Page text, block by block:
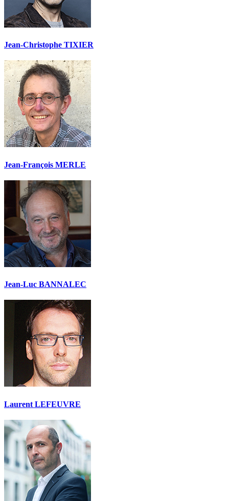
Jean-Christophe TIXIER
Jean-François MERLE
Jean-Luc BANNALEC
Laurent LEFEUVRE